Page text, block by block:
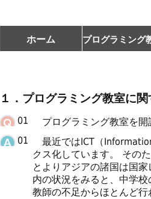
ホーム プログラミング
１．プログラミング教室に
01
プログラミング教室を開
01
最近ではICT（
クス化しています。 その
とよりアジアの諸国は国
内の状況をみると、中学
教師の不足からほとんど